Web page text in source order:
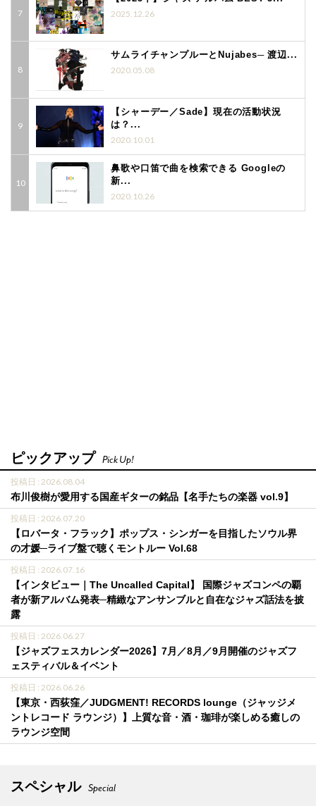
2025.12.26
サムライチャンプルーとNujabes─ 渡辺...
2020.05.08
【シャーデー／Sade】現在の活動状況
は？...
2020.10.01
鼻歌や口笛で曲を検索できる Googleの
新...
2020.10.26
ピックアップ Pick Up!
投稿日 : 2026.08.04
布川俊樹が愛用する国産ギターの銘品【名手たちの楽器 vol.9】
投稿日 : 2026.07.20
【ロバータ・フラック】ポップス・シンガーを目指したソウル界
の才媛─ライブ盤で聴くモントルー Vol.68
投稿日 : 2026.07.16
【インタビュー｜The Uncalled Capital】 国際ジャズコンペの覇
者が新アルバム発表─精緻なアンサンブルと自在なジャズ話法を披
露
投稿日 : 2026.06.27
【ジャズフェスカレンダー2026】7月／8月／9月開催のジャズフ
ェスティバル＆イベント
投稿日 : 2026.06.26
【東京・西荻窪／JUDGMENT! RECORDS lounge（ジャッジメ
ントレコード ラウンジ）】上質な音・酒・珈琲が楽しめる癒しの
ラウンジ空間
スペシャル Special